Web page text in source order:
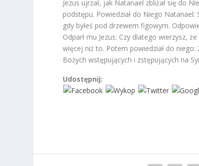
Jezus ujrzał, jak Natanael zbliżał się do
podstępu. Powiedział do Niego Natanael:
gdy byłeś pod drzewem figowym.
Odparł mu Jezus: Czy dlatego wierzysz,
więcej niż to. Potem powiedział do
Bożych wstępujących i zstępujących na
Udostępnij: